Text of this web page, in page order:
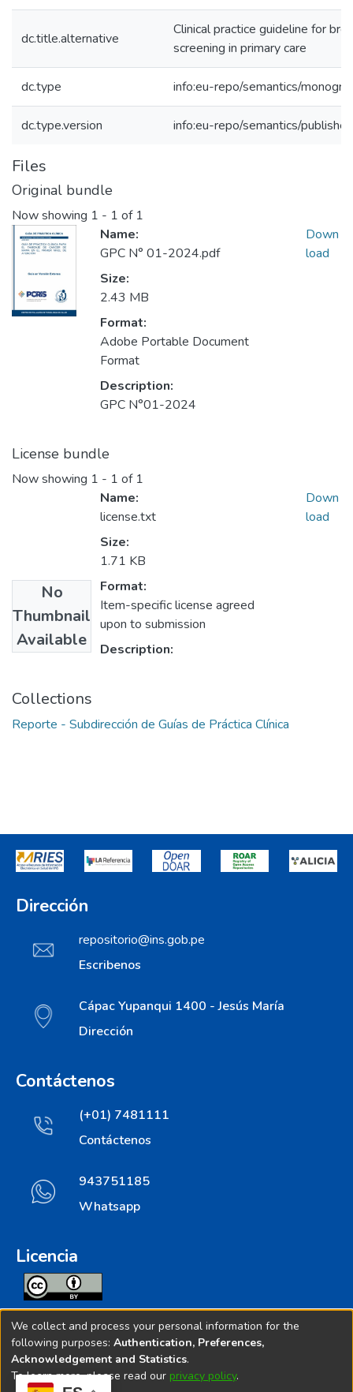
dc.title.alternative
Clinical practice guideline for
screening in primary care
dc.type info:eu-repo/semantics/
dc.type.version info:eu-repo/semantics/
Files
Original bundle
Now showing 1 - 1 of 1
Name:
GPC N° 01-2024.pdf
Size:
2.43 MB
Format:
Adobe Portable Document
Format
Description:
GPC N°01-2024
Down
load
License bundle
Now showing 1 - 1 of 1
No
Thumbnail
Available
Name:
license.txt
Size:
1.71 KB
Format:
Item-specific license agreed
upon to submission
Description:
Down
load
Collections
Reporte - Subdirección de Guías de Práctica Clínica
Dirección
repositorio@ins.gob.pe
Escribenos
Cápac Yupanqui 1400 - Jesús María
Dirección
Contáctenos
(+01) 7481111
Contáctenos
943751185
Whatsapp
Licencia
Todos los contenidos de repositorio.ins.gob.pe estan
licenciados bajo
Creative Commoms License
We collect and process your personal information for the
following purposes: Authentication, Preferences,
Acknowledgement and Statistics.
To learn more, please read our privacy policy.